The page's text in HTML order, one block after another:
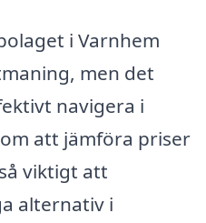
i Varnhem
men det
navigera i
att jämföra priser
viktigt att
alternativ i